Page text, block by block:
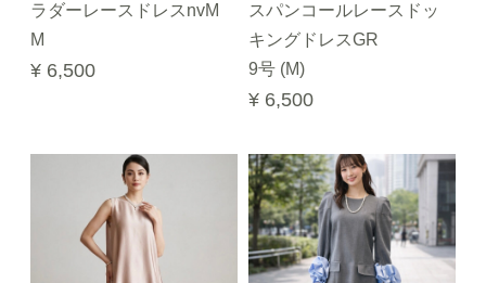
ラダーレースドレスnvM
M
¥ 6,500
スパンコールレースドッ
キングドレスGR
9号 (M)
¥ 6,500